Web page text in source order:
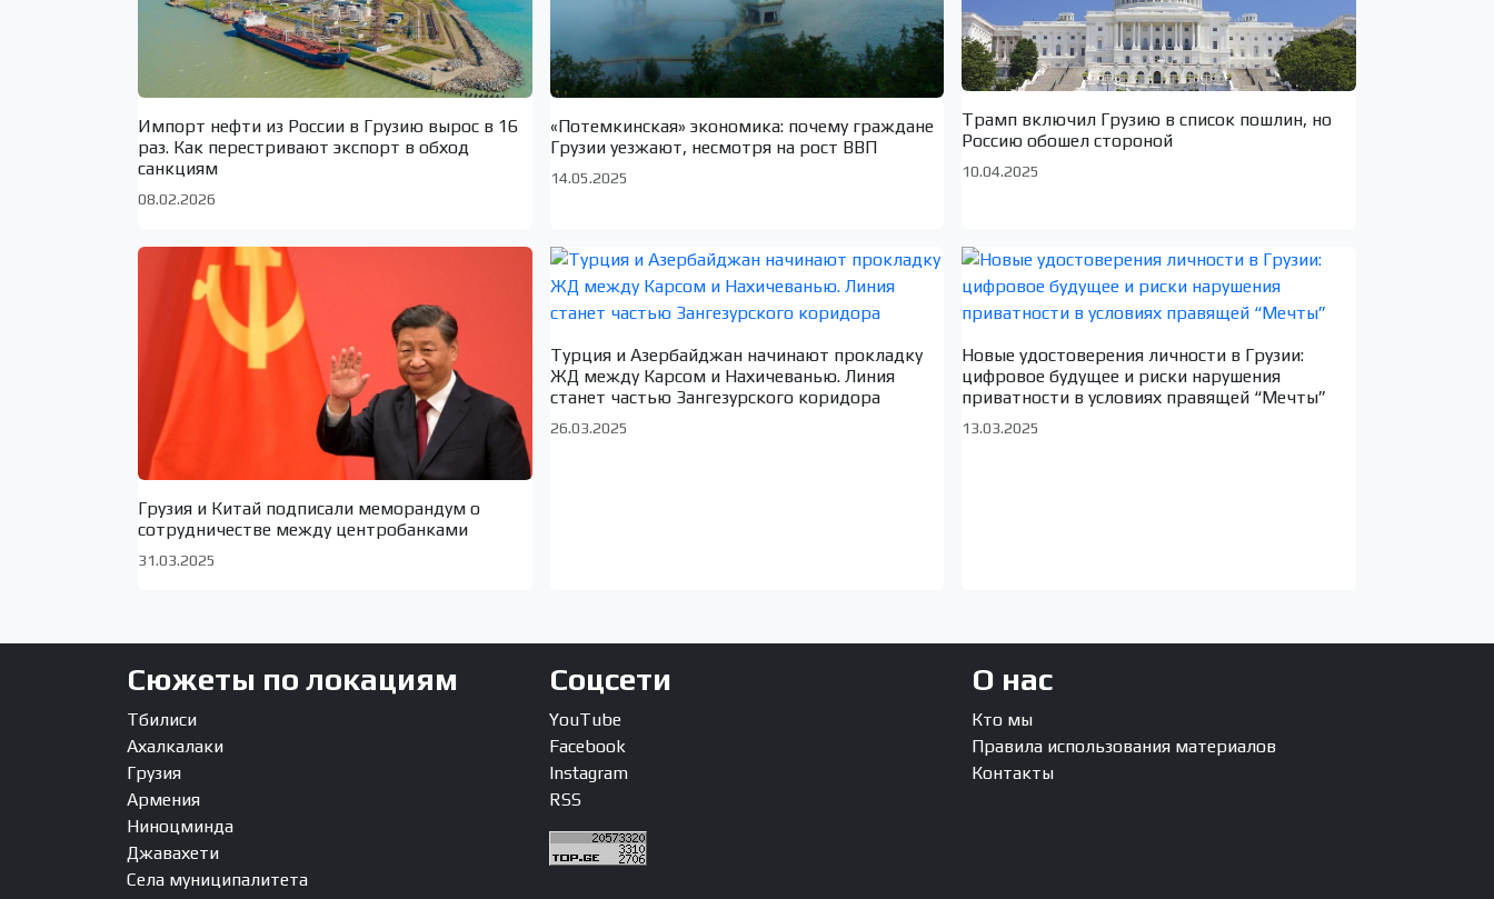
Импорт нефти из России в Грузию вырос в 16
раз. Как перестривают экспорт в обход
санкциям
08.02.2026
«Потемкинская» экономика: почему граждане
Грузии уезжают, несмотря на рост ВВП
14.05.2025
Трамп включил Грузию в список пошлин, но
Россию обошел стороной
10.04.2025
Грузия и Китай подписали меморандум о
сотрудничестве между центробанками
31.03.2025
Турция и Азербайджан начинают прокладку
ЖД между Карсом и Нахичеванью. Линия
станет частью Зангезурского коридора
26.03.2025
Новые удостоверения личности в Грузии:
цифровое будущее и риски нарушения
приватности в условиях правящей “Мечты”
13.03.2025
Сюжеты по локациям
Тбилиси
Ахалкалаки
Грузия
Армения
Ниноцминда
Джавахети
Села муниципалитета
Соцсети
YouTube
Facebook
Instagram
RSS
О нас
Кто мы
Правила использования материалов
Контакты